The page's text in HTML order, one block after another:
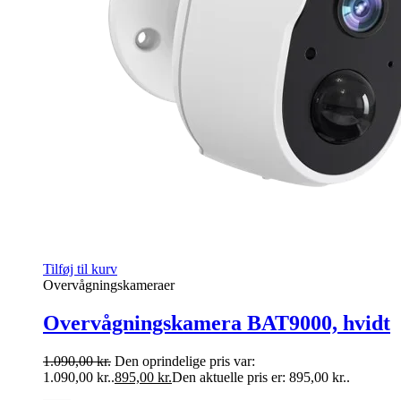
Tilføj til kurv
Overvågningskameraer
Overvågningskamera BAT9000, hvidt
1.090,00kr. Den oprindelige pris var:
1.090,00 kr..895,00 kr.Den aktuelle pris er: 895,00 kr..